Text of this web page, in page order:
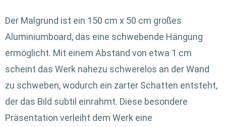
Der Malgrund ist ein 150 cm x 50 cm großes
Aluminiumboard, das eine schwebende Hängung
ermöglicht. Mit einem Abstand von etwa 1 cm
scheint das Werk nahezu schwerelos an der Wand
zu schweben, wodurch ein zarter Schatten entsteht,
der das Bild subtil einrahmt. Diese besondere
Präsentation verleiht dem Werk eine